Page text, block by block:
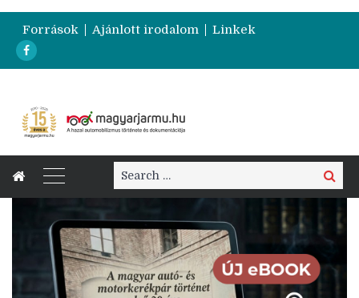
Források Ajánlott irodalom Linkek